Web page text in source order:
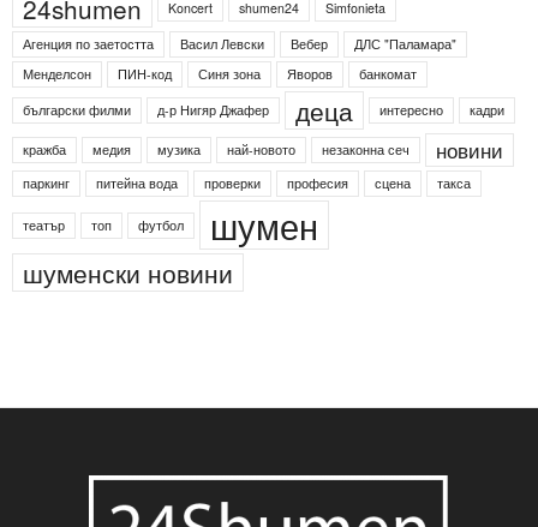
24shumen Koncert shumen24
Simfonieta
Агенция по заетостта
Васил Левски Вебер
ДЛС "Паламара"
Менделсон
ПИН-код Синя зона Яворов
банкомат
български филми
д-р Нигяр Джафер деца интересно кадри
кражба медия музика най-новото незаконна сеч новини
паркинг питейна вода проверки професия сцена такса
театър топ футбол шумен
шуменски новини